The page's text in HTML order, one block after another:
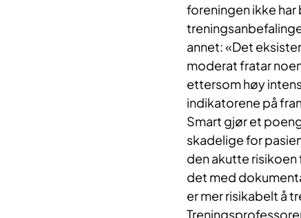
foreningen ikke
annet: «Det
moderat fratar
ettersom høy
indikatorene på
Smart gjør et
skadelige for
den akutte
det med
er mer risikabelt å